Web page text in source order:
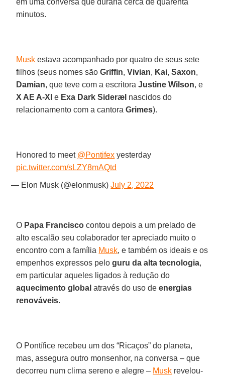
minutos.
Musk estava acompanhado por quatro de seus sete
filhos (seus nomes sãoGriffin,Vivian, Kai,Saxon,
Damian, que teve com a escritoraJustine Wilson, e
X AE A-XI e Exa Dark Sideræl nascidos do
relacionamento com a cantoraGrimes).
Honored to meet @Pontifex yesterday
pic.twitter.com/sLZY8mAQtd
— Elon Musk (@elonmusk)July 2, 2022
O Papa Francisco contou depois a um prelado de
alto escalão seu colaborador ter apreciado muito o
encontro com a família Musk, e também os ideais e os
empenhos expressos peloguru da alta tecnologia,
em particular aqueles ligados à redução do
aquecimento global através do uso deenergias
renováveis.
O Pontífice recebeu um dos “Ricaços” do planeta,
mas, assegura outro monsenhor, na conversa – que
decorreu num clima sereno e alegre – Musk revelou-